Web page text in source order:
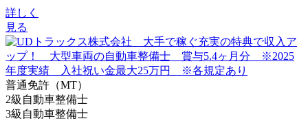
詳しく
見る
普通免許（MT）
2級自動車整備士
3級自動車整備士